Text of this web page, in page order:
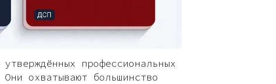
профессиональных
охватывают большинство